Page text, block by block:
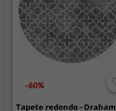
-60%
Tapete redondo - Draham